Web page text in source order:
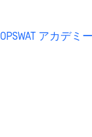
OPSWAT アカデミー